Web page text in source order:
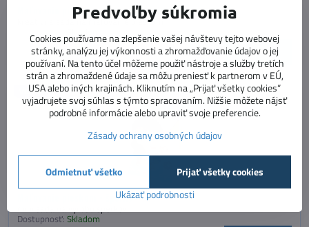
Maľovanie pieskom - Princezné, mini sada
kreatívna sada na maľovanie pieskom
Dostupnosť: Skladom
28,90 € Do košíka
Maľovanie pieskom - šperky
VIDEO
mini sada na výrobu šperkov
Dostupnosť: Skladom
Predvoľby súkromia
Cookies používame na zlepšenie vašej návštevy tejto webovej
stránky, analýzu jej výkonnosti a zhromažďovanie údajov o jej
používaní. Na tento účel môžeme použiť nástroje a služby tretích
strán a zhromaždené údaje sa môžu preniesť k partnerom v EÚ,
USA alebo iných krajinách. Kliknutím na „Prijať všetky cookies“
vyjadrujete svoj súhlas s týmto spracovaním. Nižšie môžete nájsť
podrobné informácie alebo upraviť svoje preferencie.
Zásady ochrany osobných údajov
Ukázať podrobnosti
Prijať všetky cookies
Odmietnuť všetko